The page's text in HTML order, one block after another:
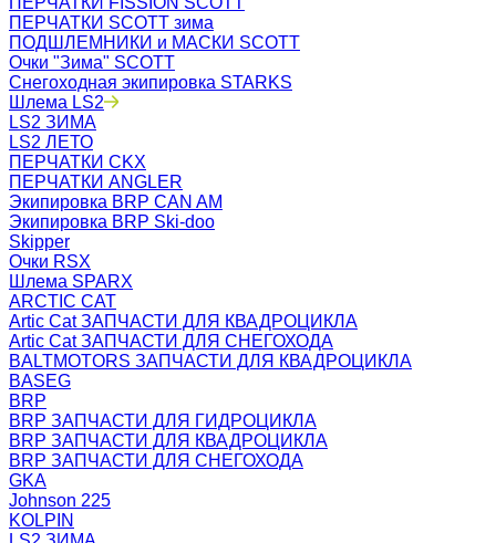
ПЕРЧАТКИ SCOTT зима
ПОДШЛЕМНИКИ и МАСКИ SCOTT
Очки "Зима" SCOTT
Снегоходная экипировка STARKS
Шлема LS2
LS2 ЗИМА
LS2 ЛЕТО
ПЕРЧАТКИ CKX
ПЕРЧАТКИ ANGLER
Экипировка BRP CAN AM
Экипировка BRP Ski-doo
Skipper
Очки RSX
Шлема SPARX
ARCTIC CAT
Artic Cat ЗАПЧАСТИ ДЛЯ КВАДРОЦИКЛА
Artic Cat ЗАПЧАСТИ ДЛЯ СНЕГОХОДА
BALTMOTORS ЗАПЧАСТИ ДЛЯ КВАДРОЦИКЛА
BASEG
BRP
BRP ЗАПЧАСТИ ДЛЯ ГИДРОЦИКЛА
BRP ЗАПЧАСТИ ДЛЯ КВАДРОЦИКЛА
BRP ЗАПЧАСТИ ДЛЯ СНЕГОХОДА
GKA
Johnson 225
KOLPIN